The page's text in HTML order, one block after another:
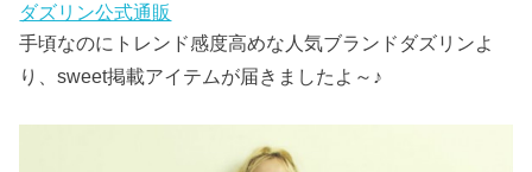
ダズリン公式通販
手頃なのにトレンド感度高めな人気ブランドダズリンよ
り、sweet掲載アイテムが届きましたよ～♪